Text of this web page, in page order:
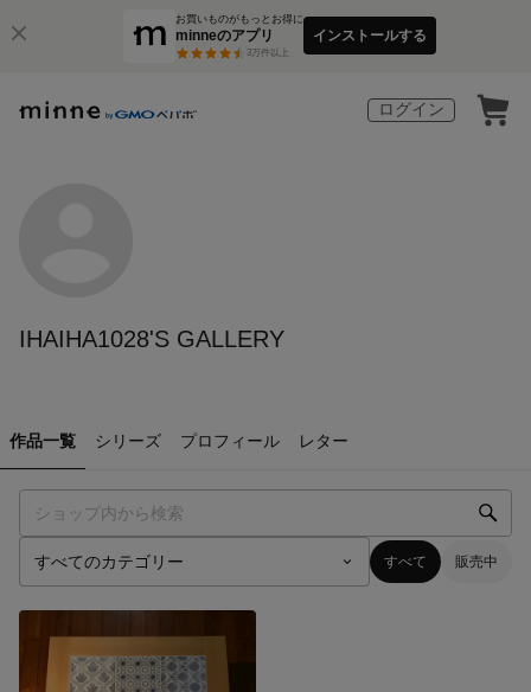
お買いものがもっとお得に
minneのアプリ
3万件以上
インストールする
ログイン
IHAIHA1028'S GALLERY
作品一覧 シリーズ プロフィール レター
すべて 販売中